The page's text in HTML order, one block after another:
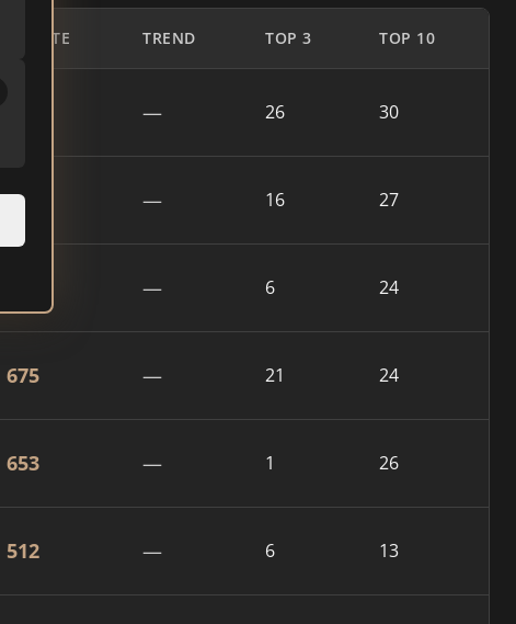
PUNKTE TREND TOP 3 TOP 10
— 26 30
770 — 16 27
— 6 24
675 — 21 24
653 — 1 26
512 — 6 13